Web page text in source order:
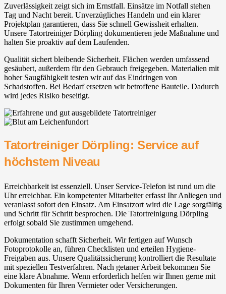
Zuverlässigkeit zeigt sich im Ernstfall. Einsätze im Notfall stehen
Tag und Nacht bereit. Unverzügliches Handeln und ein klarer
Projektplan garantieren, dass Sie schnell Gewissheit erhalten.
Unsere Tatortreiniger Dörpling dokumentieren jede Maßnahme und
halten Sie proaktiv auf dem Laufenden.
Qualität sichert bleibende Sicherheit. Flächen werden umfassend
gesäubert, außerdem für den Gebrauch freigegeben. Materialien mit
hoher Saugfähigkeit testen wir auf das Eindringen von
Schadstoffen. Bei Bedarf ersetzen wir betroffene Bauteile. Dadurch
wird jedes Risiko beseitigt.
Tatortreiniger Dörpling: Service auf
höchstem Niveau
Erreichbarkeit ist essenziell. Unser Service-Telefon ist rund um die
Uhr erreichbar. Ein kompetenter Mitarbeiter erfasst Ihr Anliegen und
veranlasst sofort den Einsatz. Am Einsatzort wird die Lage sorgfältig
und Schritt für Schritt besprochen. Die Tatortreinigung Dörpling
erfolgt sobald Sie zustimmen umgehend.
Dokumentation schafft Sicherheit. Wir fertigen auf Wunsch
Fotoprotokolle an, führen Checklisten und erteilen Hygiene-
Freigaben aus. Unsere Qualitätssicherung kontrolliert die Resultate
mit speziellen Testverfahren. Nach getaner Arbeit bekommen Sie
eine klare Abnahme. Wenn erforderlich helfen wir Ihnen gerne mit
Dokumenten für Ihren Vermieter oder Versicherungen.